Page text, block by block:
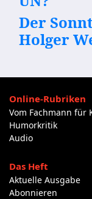
Der
Holger
Online-Rubriken
Vom Fachmann für
Humorkritik
Audio
Das Heft
Aktuelle Ausgabe
Abonnieren